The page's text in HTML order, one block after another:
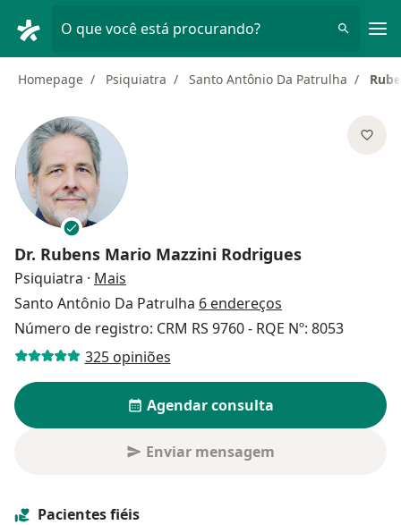
O que você está procurando?
Homepage Psiquiatra Santo Antônio Da Patrulha
Dr. Rubens Mario Mazzini Rodrigues
Psiquiatra · Mais
Santo Antônio Da Patrulha 6 endereços
Número de registro: CRM RS 9760 - RQE Nº: 8053
325 opiniões
Agendar consulta
Enviar mensagem
Pacientes fiéis